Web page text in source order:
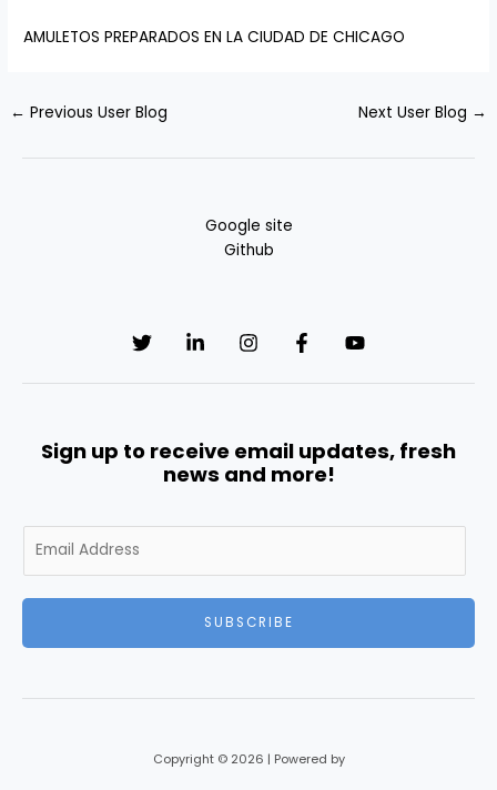
AMULETOS PREPARADOS EN LA CIUDAD DE CHICAGO
← Previous User Blog Next User Blog →
Google site
Github
Sign up to receive email updates, fresh
news and more!
m
i
SUBSCRIBE
Copyright © 2026 | Powered by